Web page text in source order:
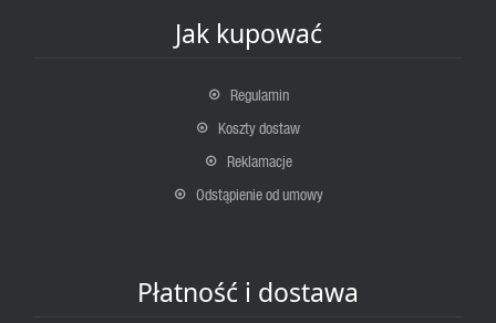
Jak kupować
Regulamin
Koszty dostaw
Reklamacje
Odstąpienie od umowy
Płatność i dostawa